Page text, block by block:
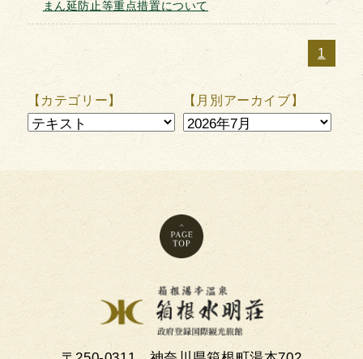
まん延防止等重点措置について
1
【カテゴリー】 【月別アーカイブ】
館内施設
ようこそ
よくあるご質問
水明荘だより